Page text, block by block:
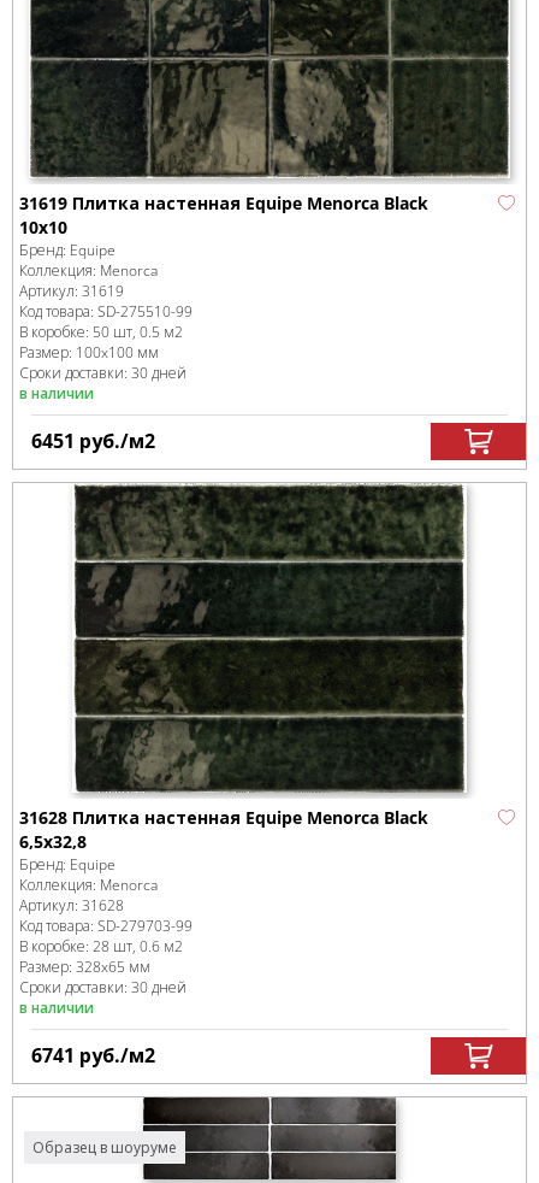
31619 Плитка настенная Equipe Menorca Black
10x10
Бренд: Equipe
Коллекция: Menorca
Артикул: 31619
Код товара: SD-275510-99
В коробке: 50 шт, 0.5 м2
Размер: 100x100 мм
Сроки доставки: 30 дней
в наличии
6451 руб./м2
31628 Плитка настенная Equipe Menorca Black
6,5x32,8
Бренд: Equipe
Коллекция: Menorca
Артикул: 31628
Код товара: SD-279703-99
В коробке: 28 шт, 0.6 м2
Размер: 328x65 мм
Сроки доставки: 30 дней
в наличии
6741 руб./м2
Образец в шоуруме